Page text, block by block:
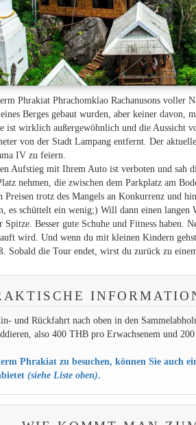
Phrakiat Phrachomklao Rachanusons
Berges gebaut wurden, aber keiner davon,
ist wirklich außergewöhnlich und die Aussicht
von der Stadt Lampang entfernt. Der
IV zu feiern.
Aufstieg mit Ihrem Auto ist verboten und sah
nehmen, die zwischen dem Parkplatz am
Preisen trotz des Mangels an Konkurrenz und
es schüttelt ein wenig;) Will dann einen
Spitze. Besser gute Schuhe und Fitness haben.
wird. Und wenn du mit kleinen Kindern
Sobald die Tour endet, wirst du zurück zu
und Rückfahrt nach oben in den
also 400 THB pro Erwachsenem und
Phrakiat zu besuchen, können Sie auch
(siehe Liste oben).